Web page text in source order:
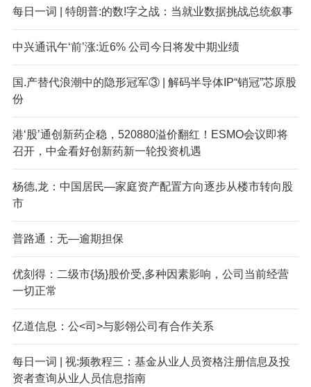
每日一词 | 特朗普:的数!字之战：当就业数据挑战总统叙事
中兴通讯午‘前’涨:近6% 公司今日将发中期业绩
国.产替代浪潮中的隐形冠军③ | 解码半导体IP“销冠”芯原股
份
港‘股’通创新药企稳，520880溢价翻红！ESMO会议即将
召开，中金看好创新药新一轮投资机遇
杨德,龙：中国居民—家庭资产配置方向逐步从楼市转向股
市
普路通：无—逾期担保
优刻得：二级市{场}股价受,多种因素影响，公司当前经营
一切正常
亿道信息：公<司>与影翎公司有合作关系
每日一词 | 视:频教程三：基金从业人员资格注册信息及投
资者查询从业人员信息指南